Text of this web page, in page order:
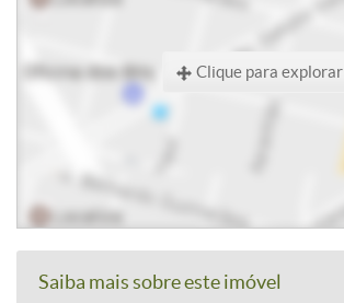
Clique para explorar
Saiba mais sobre este imóvel